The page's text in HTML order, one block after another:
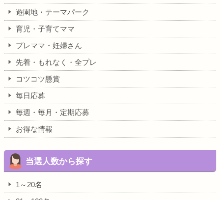
遊園地・テーマパーク
育児・子育てママ
プレママ・妊婦さん
先着・もれなく・全プレ
コツコツ懸賞
毎日応募
毎週・毎月・定期応募
お得な情報
当選人数から探す
1～20名